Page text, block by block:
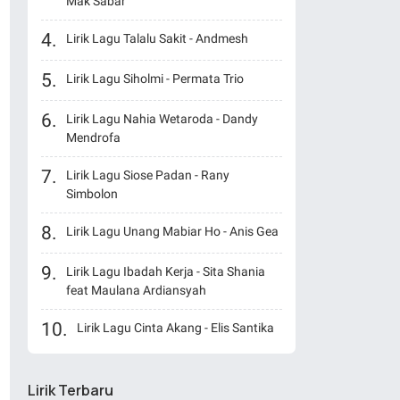
Lirik Lagu Talalu Sakit - Andmesh
Lirik Lagu Siholmi - Permata Trio
Lirik Lagu Nahia Wetaroda - Dandy
Mendrofa
Lirik Lagu Siose Padan - Rany
Simbolon
Lirik Lagu Unang Mabiar Ho - Anis Gea
Lirik Lagu Ibadah Kerja - Sita Shania
feat Maulana Ardiansyah
Lirik Lagu Cinta Akang - Elis Santika
Lirik Terbaru